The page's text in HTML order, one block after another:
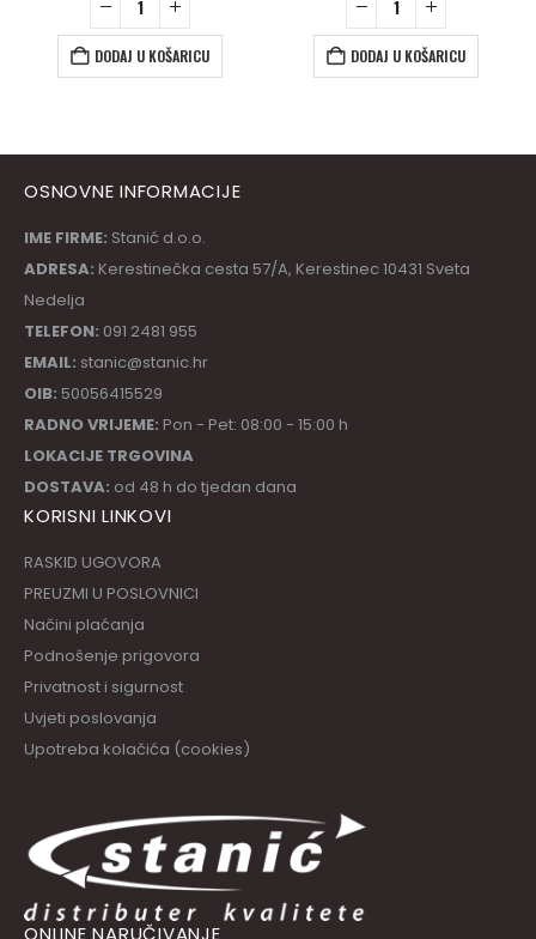
DODAJ U KOŠARICU DODAJ U KOŠARICU
OSNOVNE INFORMACIJE
IME FIRME: Stanić d.o.o.
ADRESA: Kerestinečka cesta 57/A, Kerestinec 10431 Sveta
Nedelja
TELEFON: 091 2481 955
EMAIL: stanic@stanic.hr
OIB: 50056415529
RADNO VRIJEME: Pon - Pet: 08:00 - 15:00 h
LOKACIJE TRGOVINA
DOSTAVA: od 48 h do tjedan dana
KORISNI LINKOVI
RASKID UGOVORA
PREUZMI U POSLOVNICI
Načini plaćanja
Podnošenje prigovora
Privatnost i sigurnost
Uvjeti poslovanja
Upotreba kolačića (cookies)
ONLINE NARUČIVANJE